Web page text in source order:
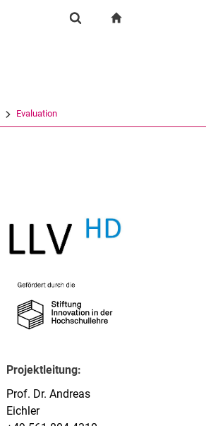
Evaluation
Projektleitung:
Prof. Dr. Andreas
Eichler